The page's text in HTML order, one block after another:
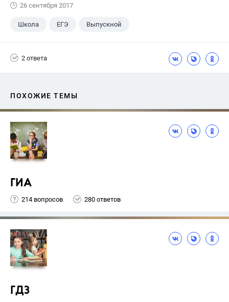
26 сентября 2017
Школа ЕГЭ Выпускной
2 ответа
ПОХОЖИЕ ТЕМЫ
ГИА
214 вопросов 280 ответов
ГДЗ